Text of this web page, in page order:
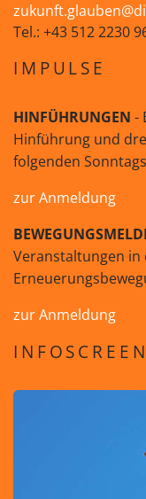
Tel.: +43 512 2230
IMPULSE
HINFÜHRUNGEN -
Hinführung und
folgenden
zur Anmeldung
Veranstaltungen in
zur Anmeldung
INFOSCREEN